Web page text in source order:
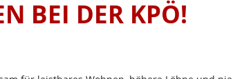
BEI DER KPÖ!